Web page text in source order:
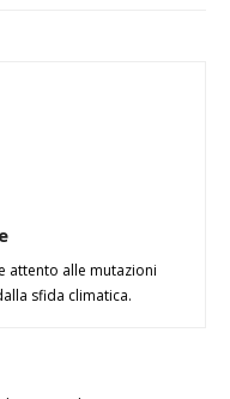
attento alle mutazioni
sfida climatica.